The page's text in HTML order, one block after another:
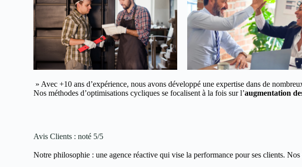
» Avec +10 ans d’expérience, nous avons développé une expertise dans de
Nos méthodes d’optimisations cycliques se focalisent à la fois sur l’augmentation
Avis Clients : noté 5/5
Notre philosophie : une agence réactive qui vise la performance pour ses clients.